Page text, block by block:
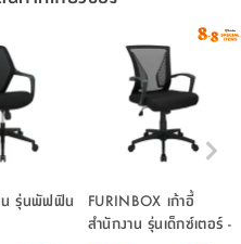
น รุ่นพัฟฟิน
FURINBOX เก้าอี้
สำนักงาน รุ่นเด็กซ์เตอร์ -